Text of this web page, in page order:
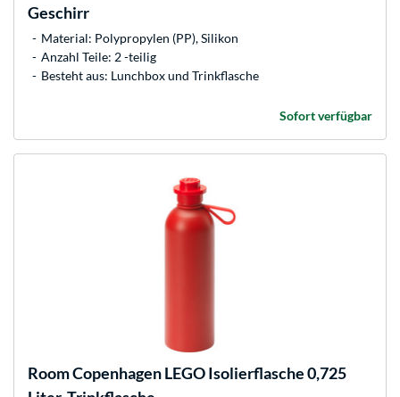
Geschirr
Material: Polypropylen (PP), Silikon
Anzahl Teile: 2 -teilig
Besteht aus: Lunchbox und Trinkflasche
Sofort verfügbar
Room CopenhagenLEGO Isolierflasche 0,725